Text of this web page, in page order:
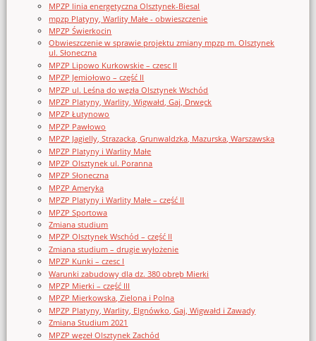
MPZP linia energetyczna Olsztynek-Biesal
mpzp Platyny, Warlity Małe - obwieszczenie
MPZP Świerkocin
Obwieszczenie w sprawie projektu zmiany mpzp m. Olsztynek
ul. Słoneczna
MPZP Lipowo Kurkowskie – czesc II
MPZP Jemiołowo – część II
MPZP ul. Leśna do węzła Olsztynek Wschód
MPZP Platyny, Warlity, Wigwałd, Gaj, Drwęck
MPZP Łutynowo
MPZP Pawłowo
MPZP Jagielly, Strazacka, Grunwaldzka, Mazurska, Warszawska
MPZP Platyny i Warlity Małe
MPZP Olsztynek ul. Poranna
MPZP Słoneczna
MPZP Ameryka
MPZP Platyny i Warlity Małe – część II
MPZP Sportowa
Zmiana studium
MPZP Olsztynek Wschód – część II
Zmiana studium – drugie wyłożenie
MPZP Kunki – czesc I
Warunki zabudowy dla dz. 380 obręb Mierki
MPZP Mierki – część III
MPZP Mierkowska, Zielona i Polna
MPZP Platyny, Warlity, Elgnówko, Gaj, Wigwałd i Zawady
Zmiana Studium 2021
MPZP węzeł Olsztynek Zachód